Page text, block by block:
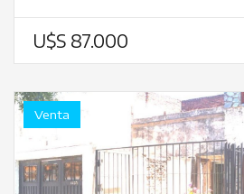
U$S 87.000
Venta